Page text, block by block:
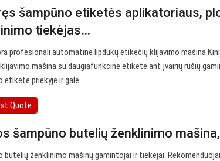
šampūno etiketės aplikatoriaus,
tiekėjas…
profesionali automatinė lipdukų etikečių klijavimo mašina
mašina su daugiafunkcine etikete ant įvairių rūšių
etiketė priekyje ir gale.
Quote
šampūno butelių ženklinimo
butelių ženklinimo mašinų gamintojai ir tiekėjai.